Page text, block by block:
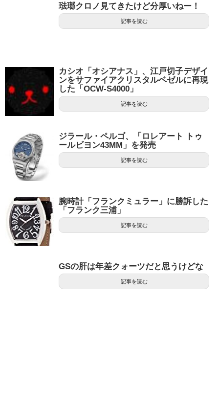
琺瑯クロノ見てきたけど分厚いねー！
記事を読む
カシオ「オシアナス」、江戸切子デザイ
ンをサファイアクリスタルベゼルに再現
した「OCW-S4000」
記事を読む
ジラール・ペルゴ、「ロレアート トゥ
ールビヨン43MM」を発売
記事を読む
腕時計「フランクミュラー」に勝訴した
「フランク三浦」
記事を読む
GSの肝は年差クォーツだと思うけどな
記事を読む